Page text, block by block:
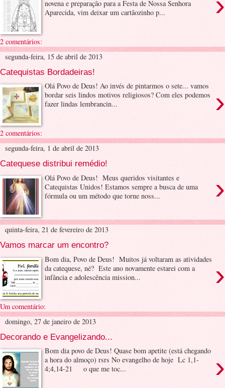
novena e preparação para a Festa de Nossa Senhora
Aparecida, vim deixar um cartãozinho p...
2 comentários:
segunda-feira, 15 de abril de 2013
Catequistas Bordadeiras!
›
Olá Povo de Deus! Ao invés de pintarmos o sete... vamos
bordar seis lindos motivos religiosos? Com eles podemos
fazer lindas lembrancin...
2 comentários:
segunda-feira, 1 de abril de 2013
Catequese distribui remédio!
›
Olá Povo de Deus! Meus queridos visitantes e
Catequistas Unidos! Estamos sempre a busca de uma
fórmula ou um método que torne noss...
quinta-feira, 21 de fevereiro de 2013
Vamos marcar um encontro?
›
Bom dia, Povo de Deus! Muitos já voltaram as atividades
da catequese, né? Este ano novamente estarei com a
infância e adolescência mission...
Um comentário:
domingo, 27 de janeiro de 2013
Decorando e Evangelizando...
›
Bom dia povo de Deus! Quase bom apetite (está chegando
a hora do almoço) rsrs No evangelho de hoje Lc 1,1-
4;4,14-21 o que me toc...